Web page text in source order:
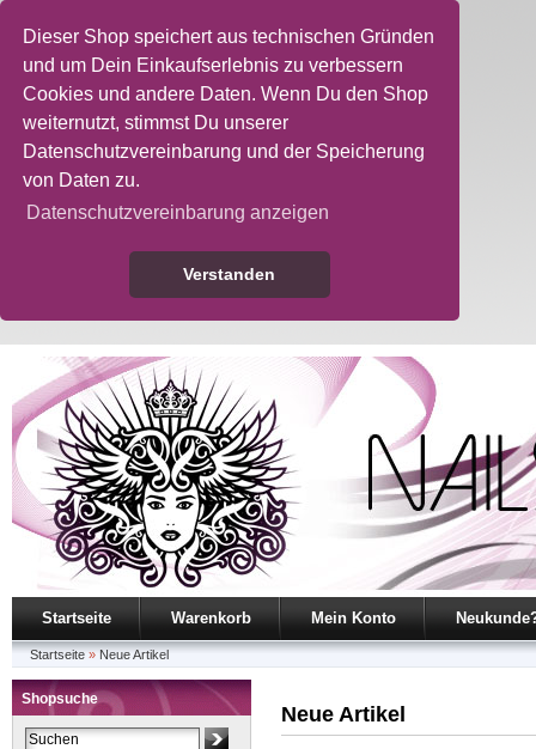
Dieser Shop speichert aus technischen Gründen
und um Dein Einkaufserlebnis zu verbessern
Cookies und andere Daten. Wenn Du den Shop
weiternutzt, stimmst Du unserer
Datenschutzvereinbarung und der Speicherung
von Daten zu.
Datenschutzvereinbarung anzeigen
Verstanden
Startseite Warenkorb Mein Konto
Startseite » Neue Artikel
Shopsuche
Neue Artikel